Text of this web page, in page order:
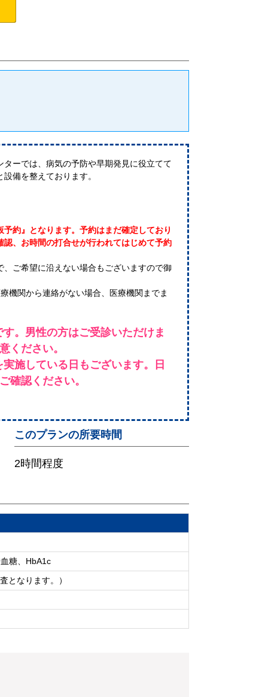
ーでは、病気の予防や早期発見に役立てて
備を整えております。
約』となります。予約はまだ確定しており
認、お時間の打合せが行われてはじめて予約
ご希望に沿えない場合もございますので御
機関から連絡がない場合、医療機関までま
。男性の方はご受診いただけま
ください。
施している日もございます。日
確認ください。
このプランの所要時間
2時間程度
糖、HbA1c
となります。）